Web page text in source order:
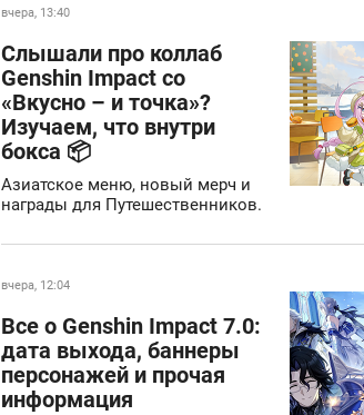
вчера, 13:40
Слышали про коллаб
Genshin Impact со
«Вкусно – и точка»?
Изучаем, что внутри
бокса 📦
Азиатское меню, новый мерч и
награды для Путешественников.
вчера, 12:04
Все о Genshin Impact 7.0:
дата выхода, баннеры
персонажей и прочая
информация